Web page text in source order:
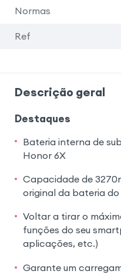
Normas
Ref
Descrição geral
Destaques
Bateria interna de
Honor 6X
Capacidade de
original da bateria do
Voltar a tirar o
funções do seu
aplicações, etc.)
Garante um